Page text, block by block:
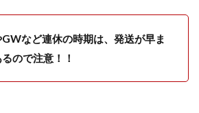
など連休の時期は、発送が早ま
ので注意！！